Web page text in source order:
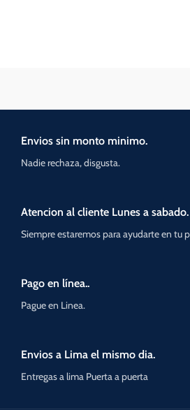
Envios sin monto minimo.
Nadie rechaza, disgusta.
Atencion al cliente Lunes a sabado.
Siempre estaremos para ayudarte en tu
Pago en línea..
Pague en Linea.
Envios a Lima el mismo dia.
Entregas a lima Puerta a puerta